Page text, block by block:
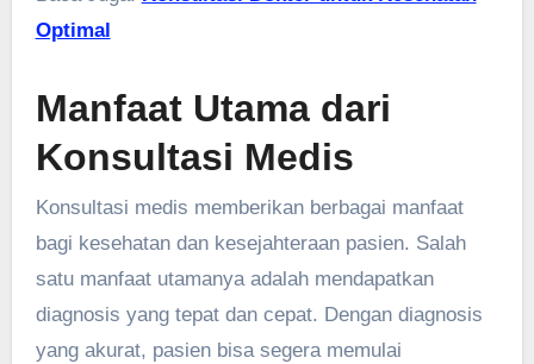
Optimal
Manfaat Utama dari
Konsultasi Medis
Konsultasi medis memberikan berbagai manfaat
bagi kesehatan dan kesejahteraan pasien. Salah
satu manfaat utamanya adalah mendapatkan
diagnosis yang tepat dan cepat. Dengan diagnosis
yang akurat, pasien bisa segera memulai